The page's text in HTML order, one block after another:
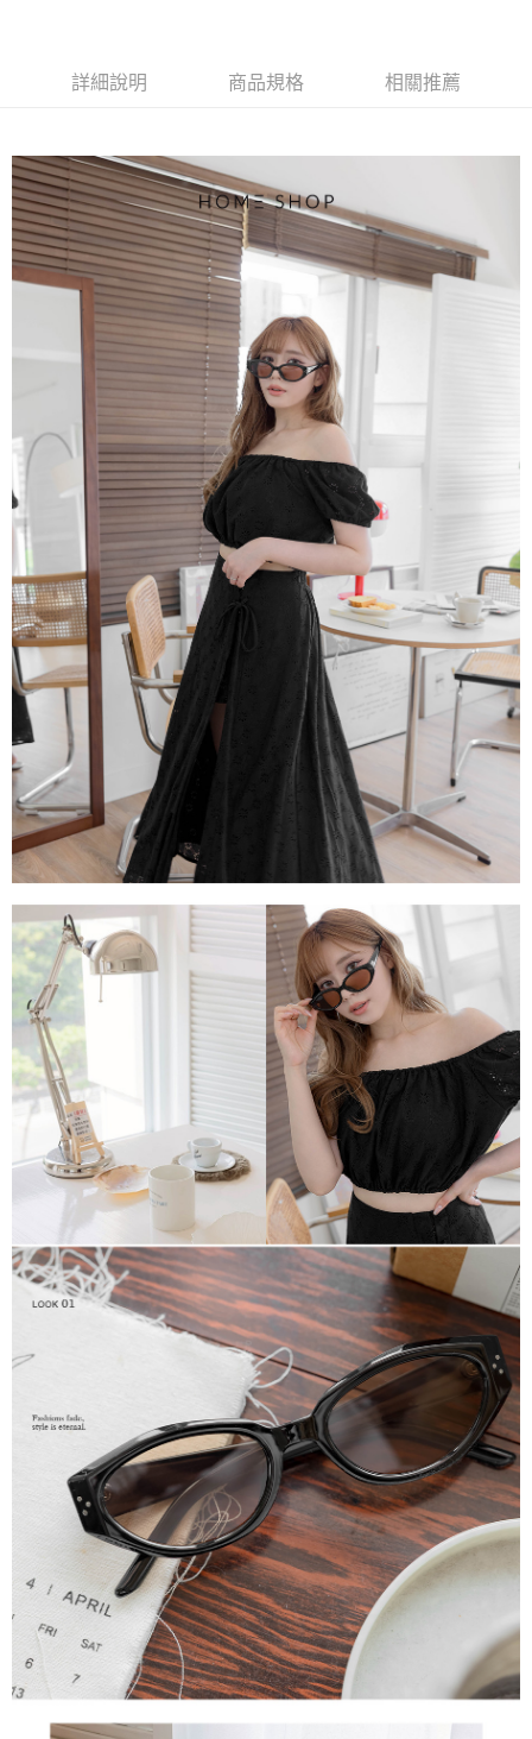
流程，驗證手機門號後，選擇欲分期的期數、繳款截止日，確認付款後即完
消。如遇「轉專審核」未通過狀況，表示未達大哥付你分期系統評分，恕無
法說明評估內容。
【繳款方式說明】
1.分期款項不併入電信帳單，「大哥付你分期」於每月結算日後寄送繳費提
醒簡訊。
2.透過簡訊連結打開帳單後，可選擇「超商條碼／台灣大直營門市／銀行轉
帳／街口支付／iPASS MONEY」等通路繳費。
【注意事項】
1.本服務係由「台灣大哥大股份有限公司」（以下簡稱本公司）所提供，讓
用戶於交易時，得透過本服務購買商品或服務，並由商店將買賣／分期付款
買賣價金債權讓與本公司後，依約使用本公司帳單繳交帳款。
2.基於同意付款使用「大哥付你分期」之契約關係目的，商店將以您的個人
資料（包含姓名、電話或地址）提供予台灣大哥大進項蒐集、處理及利用，
由本公司與您本人進行分期帳單所需資料之確認、核對及更正。
3.完整用戶服務條款，請詳閱以下連結：
https://oppay.tw/userRule
【關於「AFTEE先享後付」】
１．簡單：不需註冊會員、不需綁卡、不需儲值。
２．便利：只要手機號碼，簡訊認證，即可結帳。
３．安心：先確認商品／服務後，再付款。
【「AFTEE先享後付」結帳流程】
１．於結帳方式選擇「AFTEE先享後付」後，將跳轉至「AFTEE先享後付」
結帳頁面，進行簡訊認證並確認金額後，即可完成結帳。
２．訂單成立數日內，您將收到繳費通知簡訊。
３．收到繳費通知簡訊後14天內，點擊此簡訊中的連結，可透過四大超商／
ATM／網路銀行／等多元方式進行付款，方視為交易完成。
※ 請注意：結帳手續完成當下不需立刻繳費，但若您需要取消訂單，請聯絡
購買商品的店家。未經商家同意取消之訂單仍視為有效，需透過AFTEE先享
後付繳納相關費用。
※ 交易是否成功請以「AFTEE先享後付 」之結帳頁面顯示為準，若有關於
是否繳費成功／繳費後需取消欲退款等相關疑問，請聯繫「AFTEE先享後付
客戶支援中心」https://netprotections.freshdesk.com/support/home
【注意事項】
１．透過由恩沛科技股份有限公司提供之「AFTEE先享後付」服務完成之交
易，需依本服務之必要範圍內提供個人資料，並將交易相關給付款項請求債
權轉讓予恩沛科技股份有限公司。
２．關於個人資料處理事宜，請瀏覽以下網址：
https://aftee.tw/terms/#terms3
３．未成年的使用者請事先徵得法定代理人或監護人之同意方可使用
「AFTEE先享後付」，若未經同意申辦者引起之損失，本公司不負相關責
任。
４．使用「AFTEE先享後付」時，將依據個別帳號之用戶狀況，依本公司即
時審查核予不同之上限額度；若仍有額度不足之情形，本公司將視審查結果
請求用戶進行身份認證。
５．嚴禁一人註冊多個帳號或使用他人資訊註冊。若發現惡意使用之情形，
恩沛科技股份有限公司將有權停止該用戶之使用額度並採取法律行動。
運送方式
付款後全家取貨
免運費
付款後萊爾富取貨
付款後7-11取貨
一般商品宅配
免運費
付款後門市自取
每筆NT$80，滿NT$1,500(含以上)免運費
國家/地區配送 查看運費
詳細說明 商品規格 相關推薦